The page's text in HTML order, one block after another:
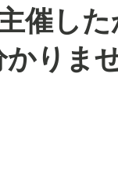
催し
かりま